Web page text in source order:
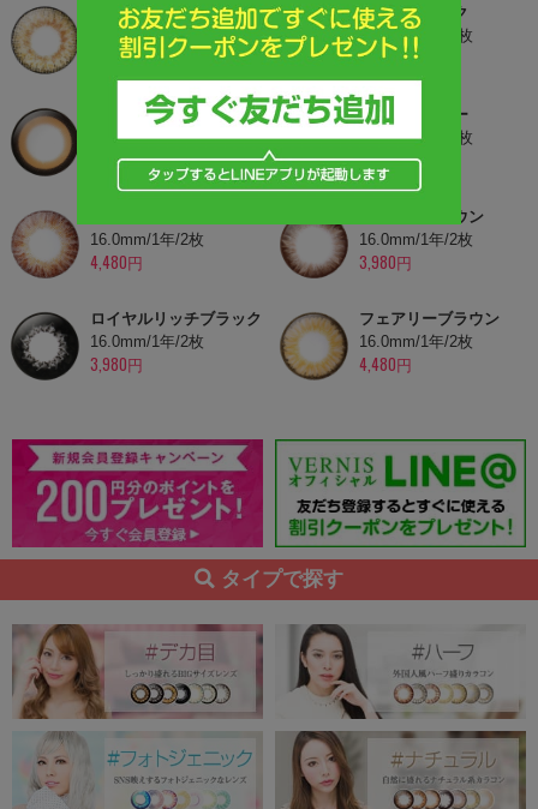
ルーシーブラウン
16.2mm/1年/2枚
4,480円
シゼルブラック
16.2mm/1年/2枚
3,980円
ムーンブラウン
15.8mm/1年/2枚
3,980円
バービーグレー
16.2mm/1年/2枚
3,980円
16.0mm/1年/2枚
4,480円
マシェリブラウン
16.0mm/1年/2枚
3,980円
ロイヤルリッチブラック
16.0mm/1年/2枚
3,980円
フェアリーブラウン
16.0mm/1年/2枚
4,480円
タイプで探す